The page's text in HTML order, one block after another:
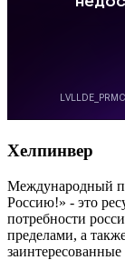
Хелпинвер
Международный
Россию!» - это
потребности
пределами, а